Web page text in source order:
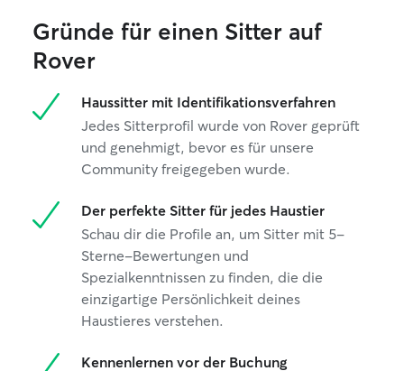
Gründe für einen Sitter auf
Rover
Haussitter mit Identifikationsverfahren
Jedes Sitterprofil wurde von Rover geprüft
und genehmigt, bevor es für unsere
Community freigegeben wurde.
Der perfekte Sitter für jedes Haustier
Schau dir die Profile an, um Sitter mit 5-
Sterne-Bewertungen und
Spezialkenntnissen zu finden, die die
einzigartige Persönlichkeit deines
Haustieres verstehen.
Kennenlernen vor der Buchung